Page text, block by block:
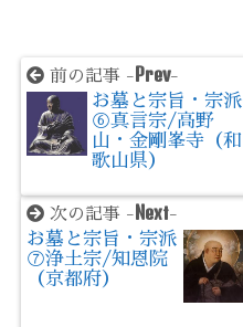
前の記事 - Prev-
お墓と宗旨・宗派
⑥真言宗/高野
山・金剛峯寺（和
歌山県）
次の記事 - Next-
お墓と宗旨・宗派
⑦浄土宗/知恩院
（京都府）